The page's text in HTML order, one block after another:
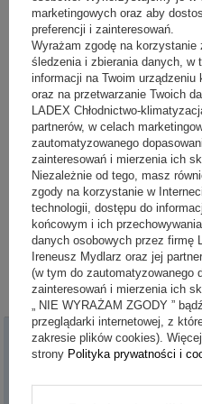
Jak otworzyć i wyposażyć
Otwórz dochodowy sklep rybny –
potrzebne, by sprzedawać świeże
przyciągać klientów.
Przeczytaj więcej
Moje zamówienie
marketingowych oraz aby
preferencji i zainteresowań.
Wyrażam zgodę na
śledzenia i zbierania danych,
informacji na Twoim
oraz na przetwarzanie Twoich
LADEX Chłodnictwo-
partnerów, w celach
zautomatyzowanego
zainteresowań i mierzenia ich
Niezależnie od tego, masz
zgody na korzystanie w
technologii, dostępu do
końcowym i ich
danych osobowych przez firmę
Ireneusz Mydlarz oraz jej
(w tym do zautomatyzowanego
zainteresowań i mierzenia ich
„ NIE WYRAŻAM ZGODY ”
przeglądarki internetowej, z
zakresie plików cookies).
strony Polityka prywatności i